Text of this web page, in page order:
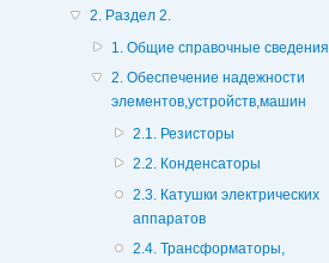
2. Раздел 2.
1. Общие справочные сведения
2. Обеспечение надежности
элементов,устройств,машин
2.1. Резисторы
2.2. Конденсаторы
2.3. Катушки электрических
аппаратов
2.4. Трансформаторы,